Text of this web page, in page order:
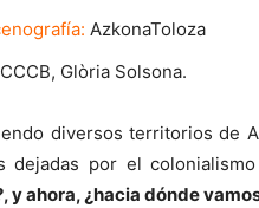
AzkonaToloza
Glòria Solsona.
diversos territorios de
dejadas por el
y ahora, ¿hacia dónde